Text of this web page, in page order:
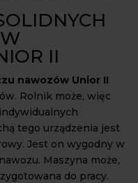
II
nawozów Unior II
Rolnik może, więc
tego urządzenia jest
Jest on wygodny w
Maszyna może,
do pracy.